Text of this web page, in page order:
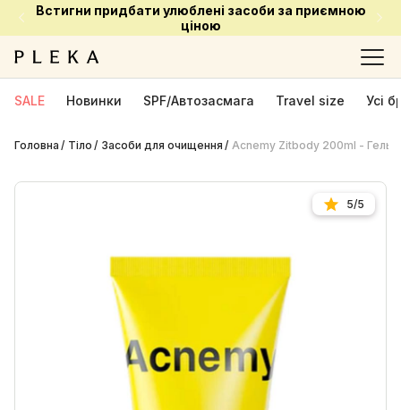
Встигни придбати улюблені засоби за приємною
ціною
SALE Новинки SPF/Автозасмага Travel size Усі
Головна Тіло Засоби для очищення Acnemy Zitbody 200ml - Гель-
5/5